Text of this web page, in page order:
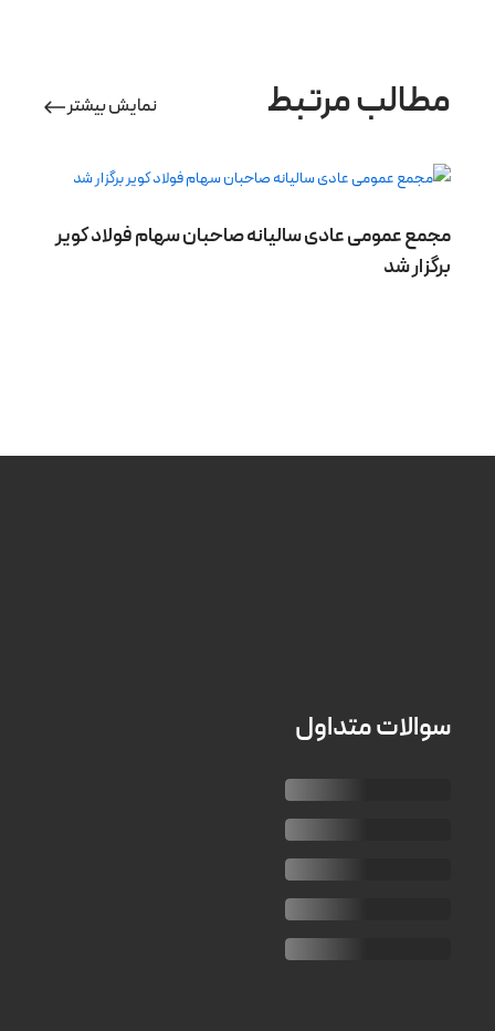
مطالب مرتبط نمایش بیشتر
مجمع عمومی عادی سالیانه صاحبان سهام فولاد کویر
برگزار شد
سوالات متداول